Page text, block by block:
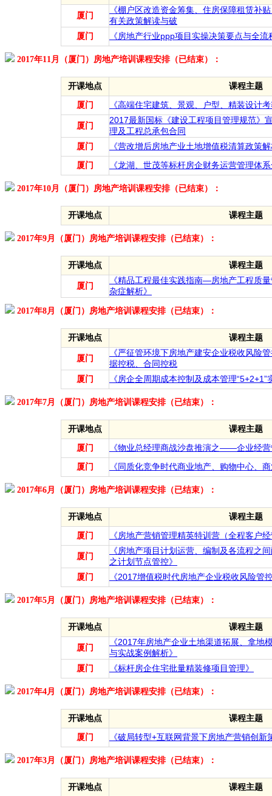
厦门
《棚户区改造资金筹集、住房保障租赁补
有关政策解读与破
厦门
《房地产行业ppp项目实操决策要点与全
2017年11月（厦门）房地产培训课程安排（已结束）：
开课地点 课程主题
厦门 《高端住宅建筑、景观、户型、精装设
厦门
2017最新国标《建设工程项目管理规范》
理及工程总承包合同
厦门
《营改增后房地产业土地增值税清算政策
厦门
《龙湖、世茂等标杆房企财务运营管理体
2017年10月（厦门）房地产培训课程安排（已结束）：
开课地点 课程主题
2017年9月（厦门）房地产培训课程安排（已结束）：
开课地点 课程主题
厦门
《精品工程最佳实践指南—房地产工程质
杂症解析》
2017年8月（厦门）房地产培训课程安排（已结束）：
开课地点 课程主题
厦门
《严征管环境下房地产建安企业税收风险
据控税、合同控税
厦门
《房企全周期成本控制及成本管理
2017年7月（厦门）房地产培训课程安排（已结束）：
开课地点 课程主题
厦门
《物业总经理商战沙盘推演之——企业经
厦门
《同质化竞争时代商业地产、购物中心、
2017年6月（厦门）房地产培训课程安排（已结束）：
开课地点 课程主题
厦门 《房地产营销管理精英特训营（全程客户
厦门
《房地产项目计划运营、编制及各流程之
之计划节点管控》
厦门
《2017增值税时代房地产企业税收风险管
2017年5月（厦门）房地产培训课程安排（已结束）：
开课地点 课程主题
厦门
《2017年房地产企业土地渠道拓展、拿地
与实战案例解析》
厦门
《标杆房企住宅批量精装修项目管理》
2017年4月（厦门）房地产培训课程安排（已结束）：
开课地点 课程主题
厦门 《破局转型+互联网背景下房地产营销创
2017年3月（厦门）房地产培训课程安排（已结束）：
开课地点 课程主题